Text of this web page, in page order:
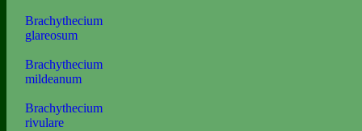
Brachythecium
glareosum
Brachythecium
mildeanum
Brachythecium
rivulare